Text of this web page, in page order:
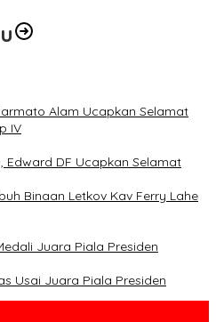
Alam Ucapkan Selamat
IV
Edward DF Ucapkan Selamat
Binaan Letkov Kav Ferry Lahe
Juara Piala Presiden
Usai Juara Piala Presiden